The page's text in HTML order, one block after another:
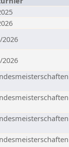
2026
2026